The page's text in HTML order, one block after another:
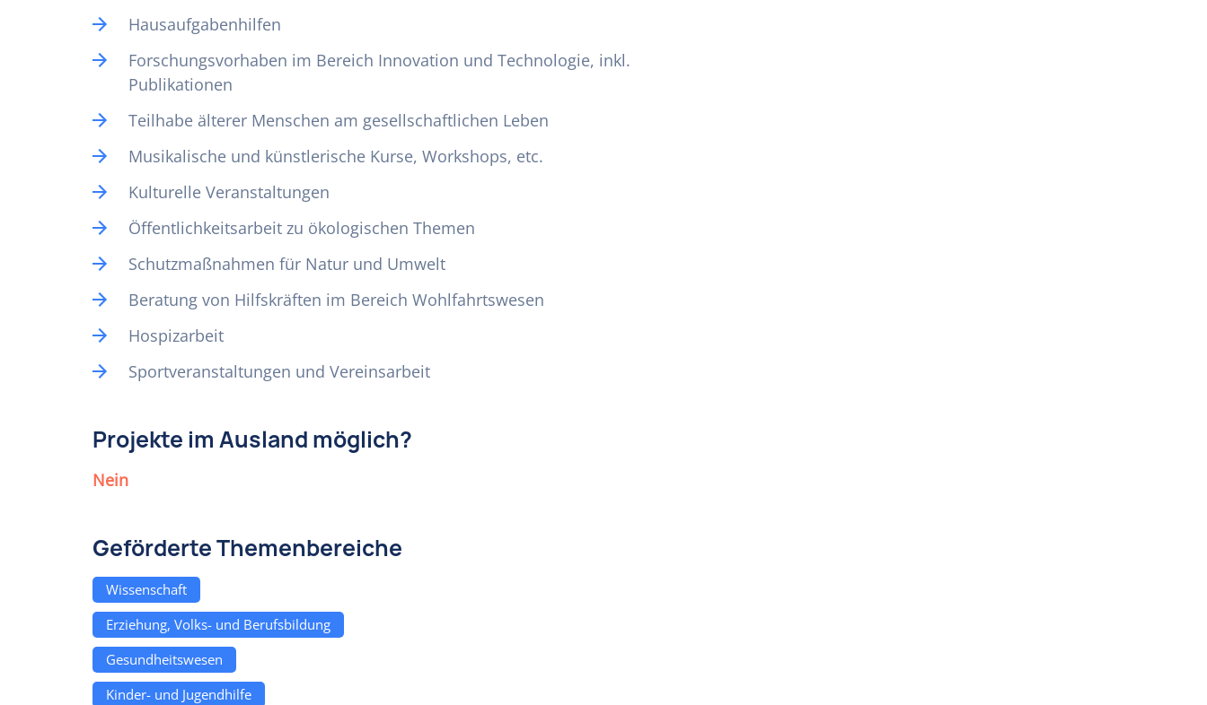
Hausaufgabenhilfen
Forschungsvorhaben im Bereich Innovation und Technologie, inkl.
Publikationen
Teilhabe älterer Menschen am gesellschaftlichen Leben
Musikalische und künstlerische Kurse, Workshops, etc.
Kulturelle Veranstaltungen
Öffentlichkeitsarbeit zu ökologischen Themen
Schutzmaßnahmen für Natur und Umwelt
Beratung von Hilfskräften im Bereich Wohlfahrtswesen
Hospizarbeit
Sportveranstaltungen und Vereinsarbeit
Projekte im Ausland möglich?
Nein
Geförderte Themenbereiche
Wissenschaft
Erziehung, Volks- und Berufsbildung
Gesundheitswesen
Kinder- und Jugendhilfe